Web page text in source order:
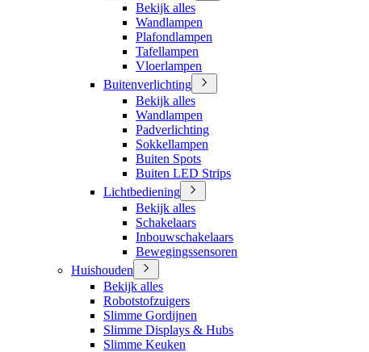
Bekijk alles
Wandlampen
Plafondlampen
Tafellampen
Vloerlampen
Buitenverlichting
Bekijk alles
Wandlampen
Padverlichting
Sokkellampen
Buiten Spots
Buiten LED Strips
Lichtbediening
Bekijk alles
Schakelaars
Inbouwschakelaars
Bewegingssensoren
Huishouden
Bekijk alles
Robotstofzuigers
Slimme Gordijnen
Slimme Displays & Hubs
Slimme Keuken